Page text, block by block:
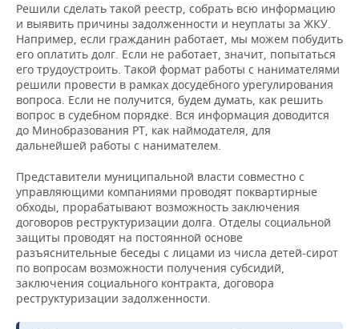
Решили сделать такой реестр, собрать всю информацию
и выявить причины задолженности и неуплаты за ЖКУ.
Например, если гражданин работает, мы можем побудить
его оплатить долг. Если не работает, значит, попытаться
его трудоустроить. Такой формат работы с нанимателями
решили провести в рамках досудебного урегулирования
вопроса. Если не получится, будем думать, как решить
вопрос в судебном порядке. Вся информация доводится
до Минобразования РТ, как наймодателя, для
дальнейшей работы с нанимателем.
Представители муниципальной власти совместно с
управляющими компаниями проводят поквартирные
обходы, прорабатывают возможность заключения
договоров реструктуризации долга. Отделы социальной
защиты проводят на постоянной основе
разъяснительные беседы с лицами из числа детей-сирот
по вопросам возможности получения субсидий,
заключения социального контракта, договора
реструктуризации задолженности.